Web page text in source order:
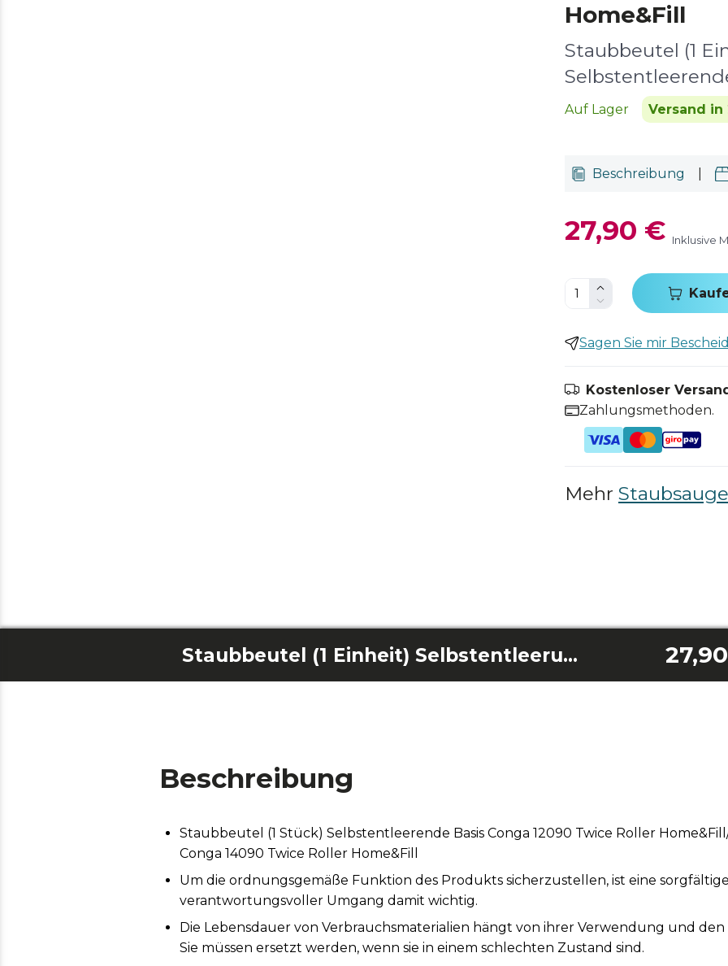
Home&Fill
Staubbeutel (1
Auf Lager Versand in
Beschreibung
27,90 € Inklusive
Sagen Sie mir
Kostenloser
Zahlungsmethoden.
Mehr
Staubbeutel (1 Einheit) Selbstentleerungsbasis Conga 12090 Twice Roller Home&Fill/ Selbstentleerungsbasis Conga 14090 Twice Roller Home&Fill
Beschreibung
Staubbeutel (1 Stück) Selbstentleerende Basis Conga 12090 Twice Roller
Conga 14090 Twice Roller Home&Fill
Um die ordnungsgemäße Funktion des Produkts sicherzustellen, ist eine
verantwortungsvoller Umgang damit wichtig.
Die Lebensdauer von Verbrauchsmaterialien hängt von ihrer Verwendung und
Sie müssen ersetzt werden, wenn sie in einem schlechten Zustand sind.